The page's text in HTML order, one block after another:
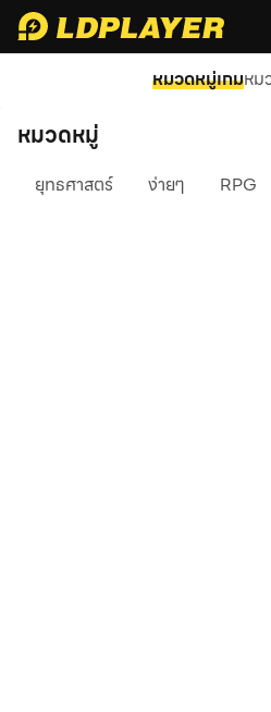
หมวดหมู่เกมหม
หมวดหมู่
ยุทธศาสตร์ ง่ายๆ RPG